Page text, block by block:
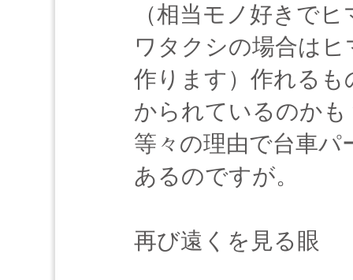
（相当モノ好きで
ワタクシの場合は
作ります）作れる
かられているのかも
等々の理由で台車
あるのですが。
再び遠くを見る眼